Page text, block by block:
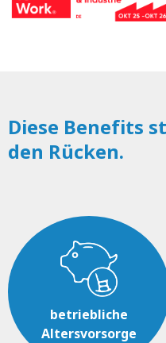
Diese Benefits
den Rücken.
betriebliche
Altersvorsorge